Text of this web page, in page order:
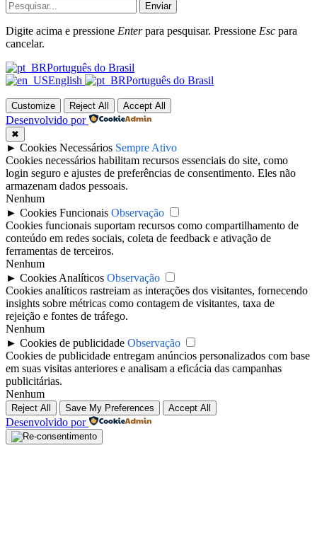
Enviar
Digite acima e pressione Enterpara pesquisar. Pressione Esc para
cancelar.
Português do Brasil
English
Português do Brasil
Customize Reject All Accept All
Desenvolvido por
✖
► Cookies Necessários Sempre Ativo
Cookies necessários habilitam recursos essenciais do site, como
login seguro e ajustes de preferências de consentimento. Eles não
armazenam dados pessoais.
Nenhum
► Cookies Funcionais Observação
Cookies funcionais suportam recursos como compartilhamento de
conteúdo em redes sociais, coleta de feedback e ativação de
ferramentas de terceiros.
Nenhum
► Cookies Analíticos Observação
Cookies analíticos rastreiam as interações dos visitantes, fornecendo
insights sobre métricas como contagem de visitantes, taxa de
rejeição e fontes de tráfego.
Nenhum
► Cookies de publicidade Observação
Cookies de publicidade entregam anúncios personalizados com base
em suas visitas anteriores e analisam a eficácia das campanhas
publicitárias.
Nenhum
Reject All Save My Preferences Accept All
Desenvolvido por